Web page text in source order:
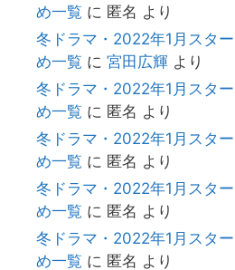
め一覧 に 匿名 より
冬ドラマ・2022年1月スタ
め一覧 に 宮田広輝 より
冬ドラマ・2022年1月スタ
め一覧 に 匿名 より
冬ドラマ・2022年1月スタ
め一覧 に 匿名 より
冬ドラマ・2022年1月スタ
め一覧 に 匿名 より
冬ドラマ・2022年1月スタ
め一覧 に 匿名 より